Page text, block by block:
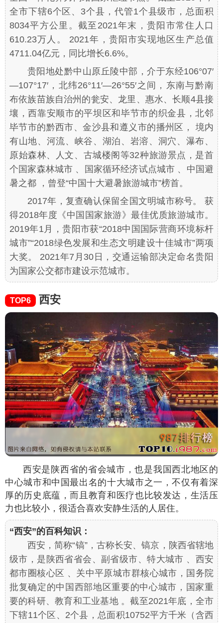
全市下辖6个区、3个县，代管1个县级市，总面积
8034平方公里。截至2021年末，贵阳市常住人口
610.23万人。 2021年，贵阳市实现地区生产总值
4711.04亿元，同比增长6.6%。
贵阳地处黔中山原丘陵中部，介于东经106°07′
—107°17′，北纬26°11′—26°55′之间，东南与黔南
布依族苗族自治州的瓮安、龙里、惠水、长顺4县接
壤，西靠安顺市的平坝区和毕节市的织金县，北邻
毕节市的黔西市、金沙县和遵义市的播州区， 境内
有山地、河流、峡谷、湖泊、岩溶、洞穴、瀑布、
原始森林、人文、古城楼阁等32种旅游景点，是首
个国家森林城市 、国家循环经济试点城市 、中国避
暑之都 ，曾登“中国十大避暑旅游城市”榜首。
2017年，复查确认保留全国文明城市称号。 获
得2018年度《中国国家旅游》最佳优质旅游城市。
2019年1月，贵阳市获“2018中国国际营商环境标杆
城市”“2018绿色发展和生态文明建设十佳城市”两项
大奖。 2021年7月30日，交通运输部决定命名贵阳
为国家公交都市建设示范城市。
TOP6 西安
西安是陕西省的省会城市，也是我国西北地区的
中心城市和中国最出名的十大城市之一，不仅有着深
厚的历史底蕴，而且教育和医疗也比较发达，生活压
力也比较小，很适合喜欢安静生活的人居住。
“西安”的百科知识：
西安，简称“镐”，古称长安、镐京，陕西省辖地
级市，是陕西省省会、副省级市、特大城市 、西安
都市圈核心区 、关中平原城市群核心城市，国务院
批复确定的中国西部地区重要的中心城市，国家重
要的科研、教育和工业基地 。截至2021年底，全市
下辖11个区、2个县，总面积10752平方千米（含西